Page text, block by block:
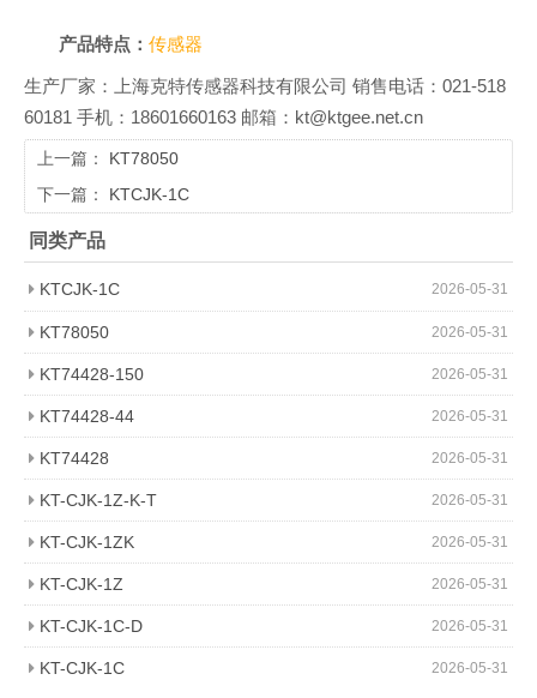
产品特点：传感器
生产厂家：上海克特传感器科技有限公司 销售电话：021-518
60181 手机：18601660163 邮箱：kt@ktgee.net.cn
上一篇： KT78050
下一篇： KTCJK-1C
同类产品
2026-05-31
KTCJK-1C
2026-05-31
KT78050
2026-05-31
KT74428-150
2026-05-31
KT74428-44
2026-05-31
KT74428
2026-05-31
KT-CJK-1Z-K-T
2026-05-31
KT-CJK-1ZK
2026-05-31
KT-CJK-1Z
2026-05-31
KT-CJK-1C-D
2026-05-31
KT-CJK-1C